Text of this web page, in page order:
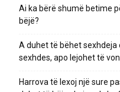
Ai ka bërë shumë betime
bëjë?
A duhet të bëhet
sexhdes, apo lejohet të
Harrova të lexoj një sure